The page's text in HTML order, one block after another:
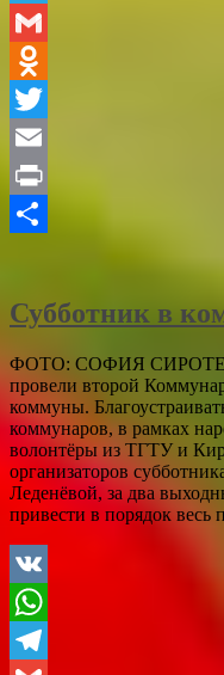
Telegram
Gmail
Odnoklassniki
Twitter
Email
Print
Субботник в
ФОТО: СОФИЯ
провели второй
коммуны.
коммунаров, в рамках
волонтёры из ТГТУ и
организаторов
Леденёвой, за два
привести в порядок
VK
WhatsApp